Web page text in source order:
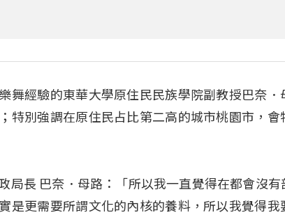
舞經驗的東華大學原住民民族學院副教授巴奈
特別強調在原住民占比第二高的城市桃園市，
局長 巴奈．母路：「所以我一直覺得在都會沒
是更需要所謂文化的內核的養料，所以我覺得